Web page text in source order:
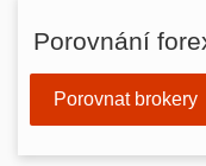
Porovnání
Porovnat brokery